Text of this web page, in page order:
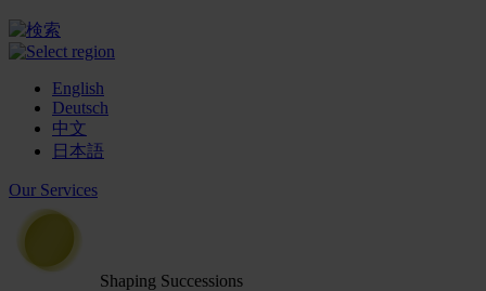
English
Deutsch
中文
日本語
Our Services
Shaping Successions